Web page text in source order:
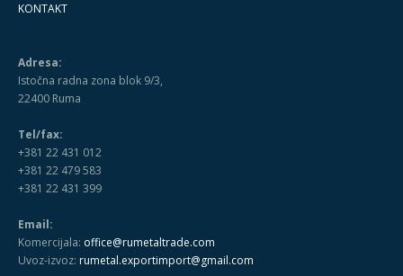
KONTAKT
Adresa:
Istočna radna zona blok 9/3,
22400 Ruma
Tel/fax:
+381 22 431 012
+381 22 479 583
+381 22 431 399
Email:
Komercijala: office@rumetaltrade.com
Uvoz-izvoz: rumetal.exportimport@gmail.com